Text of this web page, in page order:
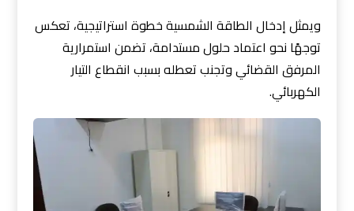
ويمثل إدخال الطاقة الشمسية خطوة استراتيجية، تعكس
توجهًا نحو اعتماد حلول مستدامة، تضمن استمرارية
المرفق القضائي وتجنب تعطله بسبب انقطاع التيار
الكهربائي.